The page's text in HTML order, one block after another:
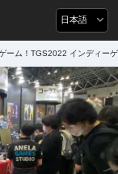
日本語
ーム！TGS2022 インディー